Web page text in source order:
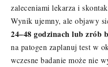
zaleceniami lekarza i
Wynik ujemny, ale objawy
24–48 godzinach lub zrób
na patogen zaplanuj test w
wczesne badanie może nie